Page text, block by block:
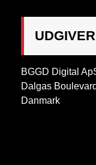
BGGD Digital
Dalgas
Danmark